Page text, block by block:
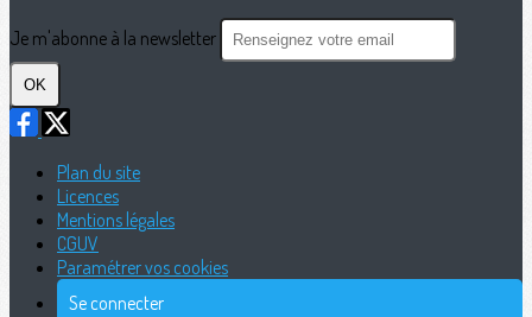
Je m'abonne à la newsletter
OK
Plan du site
Licences
Mentions légales
CGUV
Paramétrer vos cookies
Se connecter